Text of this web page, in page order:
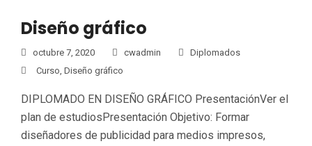
Diseño gráfico
octubre 7, 2020 cwadmin
Diplomados
Curso, Diseño gráfico
DIPLOMADO EN DISEÑO GRÁFICO PresentaciónVer el
plan de estudiosPresentación Objetivo: Formar
diseñadores de publicidad para medios impresos,